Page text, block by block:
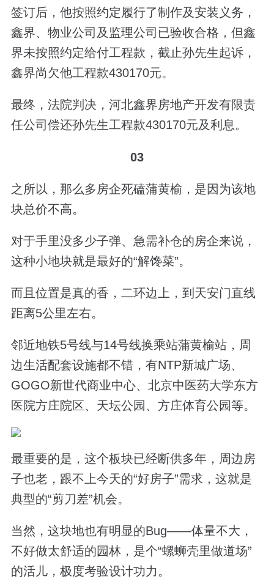
签订后，他按照约定履行了制作及安装义务，
鑫界、物业公司及监理公司已验收合格，但鑫
界未按照约定给付工程款，截止孙先生起诉，
鑫界尚欠他工程款430170元。
最终，法院判决，河北鑫界房地产开发有限责
任公司偿还孙先生工程款430170元及利息。
03
之所以，那么多房企死磕蒲黄榆，是因为该地
块总价不高。
对于手里没多少子弹、急需补仓的房企来说，
这种小地块就是最好的“解馋菜”。
而且位置是真的香，二环边上，到天安门直线
距离5公里左右。
邻近地铁5号线与14号线换乘站蒲黄榆站，周
边生活配套设施都不错，有NTP新城广场、
GOGO新世代商业中心、北京中医药大学东方
医院方庄院区、天坛公园、方庄体育公园等。
最重要的是，这个板块已经断供多年，周边房
子也老，跟不上今天的“好房子”需求，这就是
典型的“剪刀差”机会。
当然，这块地也有明显的Bug——体量不大，
不好做太舒适的园林，是个“螺蛳壳里做道场”
的活儿，极度考验设计功力。